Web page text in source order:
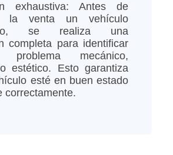
exhaustiva: Antes de
la venta un vehículo
se realiza una
completa para identificar
problema mecánico,
estético. Esto garantiza
esté en buen estado
correctamente.